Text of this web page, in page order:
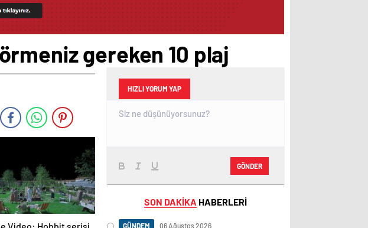
gereken 10 plaj
HIZLI YORUM YAP
GÖNDER
SON DAKİKA HABERLERİ
GÜNDEM 06 Ağustos 2026